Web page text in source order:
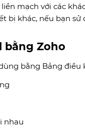
mạch với các
bị khác, nếu bạn sử
bằng Zoho
bằng Bảng điều
nhau